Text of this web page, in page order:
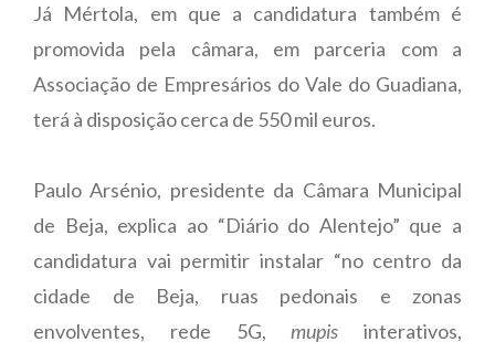
Já Mértola, em que a candidatura também é
promovida pela câmara, em parceria com a
Associação de Empresários do Vale do Guadiana,
terá à disposição cerca de 550 mil euros.
Paulo Arsénio, presidente da Câmara Municipal
de Beja, explica ao “Diário do Alentejo” que a
candidatura vai permitir instalar “no centro da
cidade de Beja, ruas pedonais e zonas
envolventes, rede 5G,mupis interativos,